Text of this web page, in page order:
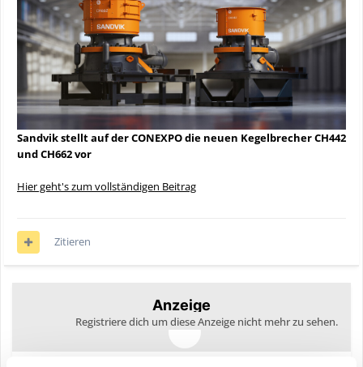
Sandvik stellt auf der CONEXPO die neuen Kegelbrecher CH442
und CH662 vor
Hier geht's zum vollständigen Beitrag
Zitieren
Anzeige
Registriere dich um diese Anzeige nicht mehr zu sehen.